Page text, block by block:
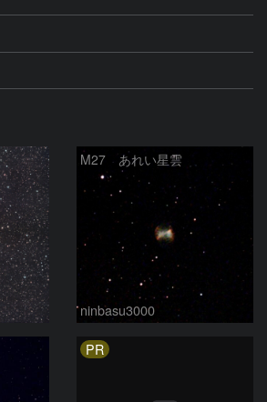
M27 あれい星雲
ninbasu3000
PR